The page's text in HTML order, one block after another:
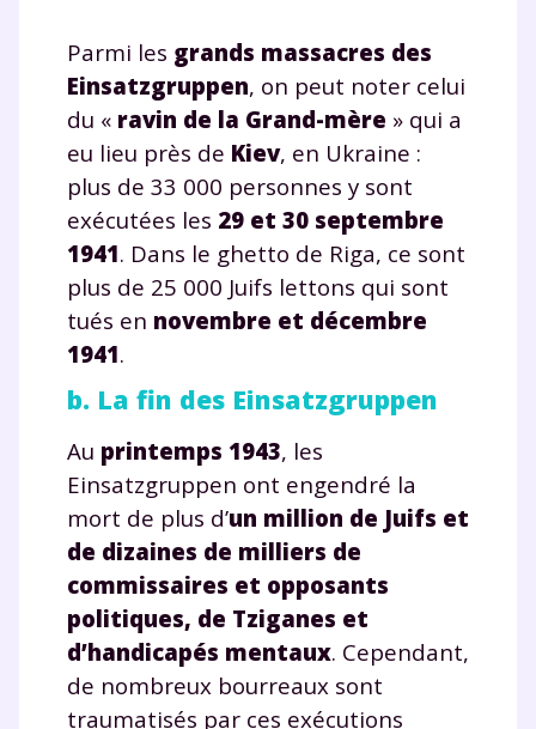
Parmi les grands massacres des
Einsatzgruppen, on peut noter celui
du « ravin de la Grand-mère » qui a
eu lieu près de Kiev, en Ukraine :
plus de 33 000 personnes y sont
exécutées les 29 et 30 septembre
1941. Dans le ghetto de Riga, ce sont
plus de 25 000 Juifs lettons qui sont
tués en novembre et décembre
1941.
b. La fin des Einsatzgruppen
Au printemps 1943, les
Einsatzgruppen ont engendré la
mort de plus d’un million de Juifs et
de dizaines de milliers de
commissaires et opposants
politiques, de Tziganes et
d’handicapés mentaux. Cependant,
de nombreux bourreaux sont
traumatisés par ces exécutions
Fermer
Envie de progresser
et de réussir votre